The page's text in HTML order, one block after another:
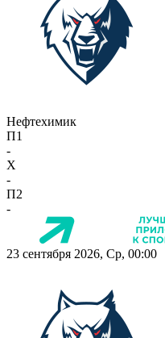
Нефтехимик
П1
-
X
-
П2
-
23 сентября 2026, Ср, 00:00